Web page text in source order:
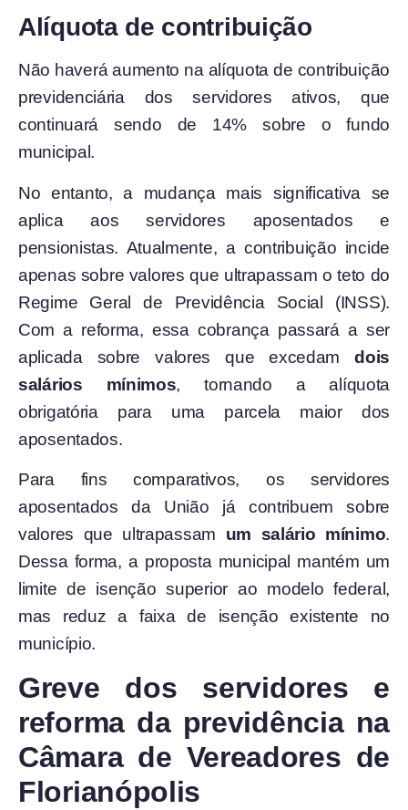
Alíquota de contribuição
Não haverá aumento na alíquota de contribuição
previdenciária dos servidores ativos, que
continuará sendo de 14% sobre o fundo
municipal.
No entanto, a mudança mais significativa se
aplica aos servidores aposentados e
pensionistas. Atualmente, a contribuição incide
apenas sobre valores que ultrapassam o teto do
Regime Geral de Previdência Social (INSS).
Com a reforma, essa cobrança passará a ser
aplicada sobre valores que excedamdois
salários mínimos, tornando a alíquota
obrigatória para uma parcela maior dos
aposentados.
Para fins comparativos, os servidores
aposentados da União já contribuem sobre
valores que ultrapassam um salário mínimo.
Dessa forma, a proposta municipal mantém um
limite de isenção superior ao modelo federal,
mas reduz a faixa de isenção existente no
município.
Greve dos servidores e
reforma da previdência na
Câmara de Vereadores de
Florianópolis